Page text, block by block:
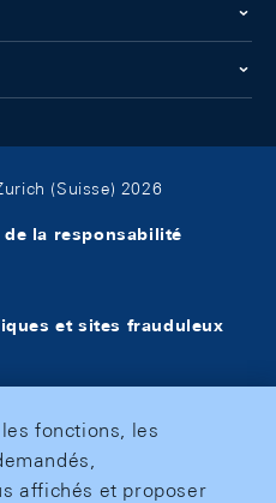
(Suisse) 2026
la responsabilité
et sites frauduleux
fonctions, les
affichés et proposer